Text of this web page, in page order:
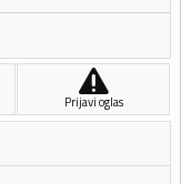
Prijavi oglas